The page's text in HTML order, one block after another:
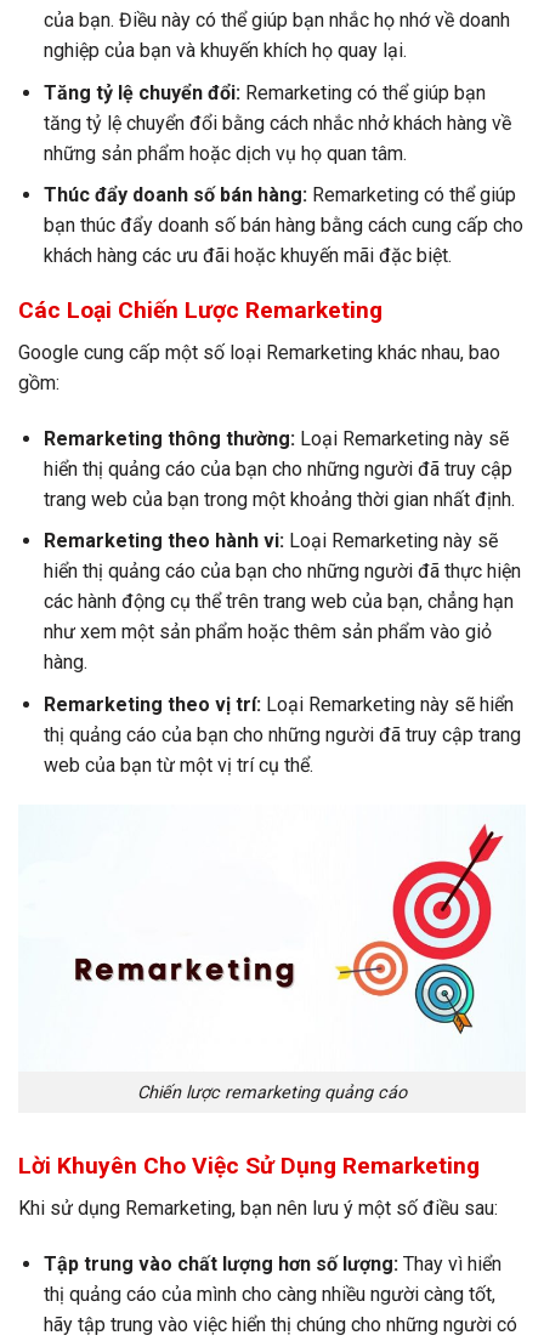
của bạn. Điều này có thể giúp bạn nhắc họ nhớ về doanh
nghiệp của bạn và khuyến khích họ quay lại.
Tăng tỷ lệ chuyển đổi:Remarketing có thể giúp bạn
tăng tỷ lệ chuyển đổi bằng cách nhắc nhở khách hàng về
những sản phẩm hoặc dịch vụ họ quan tâm.
Thúc đẩy doanh số bán hàng:Remarketing có thể giúp
bạn thúc đẩy doanh số bán hàng bằng cách cung cấp cho
khách hàng các ưu đãi hoặc khuyến mãi đặc biệt.
Các Loại Chiến Lược Remarketing
Google cung cấp một số loại Remarketing khác nhau, bao
gồm:
Remarketing thông thường:Loại Remarketing này sẽ
hiển thị quảng cáo của bạn cho những người đã truy cập
trang web của bạn trong một khoảng thời gian nhất định.
Remarketing theo hành vi:Loại Remarketing này sẽ
hiển thị quảng cáo của bạn cho những người đã thực hiện
các hành động cụ thể trên trang web của bạn, chẳng hạn
như xem một sản phẩm hoặc thêm sản phẩm vào giỏ
hàng.
Remarketing theo vị trí:Loại Remarketing này sẽ hiển
thị quảng cáo của bạn cho những người đã truy cập trang
web của bạn từ một vị trí cụ thể.
Chiến lược remarketing quảng cáo
Lời Khuyên Cho Việc Sử Dụng Remarketing
Khi sử dụng Remarketing, bạn nên lưu ý một số điều sau:
Tập trung vào chất lượng hơn số lượng:Thay vì hiển
thị quảng cáo của mình cho càng nhiều người càng tốt,
hãy tập trung vào việc hiển thị chúng cho những người có